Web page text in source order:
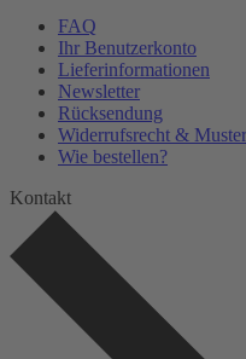
FAQ
Ihr Benutzerkonto
Lieferinformationen
Newsletter
Rücksendung
Widerrufsrecht &
Wie bestellen?
Kontakt